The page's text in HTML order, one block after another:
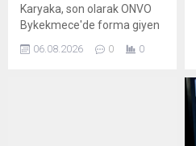
Karyaka, son olarak ONVO
Bykekmece'de forma giyen
Mustafa'y kadrosuna kattn
06.08.2026 0 0